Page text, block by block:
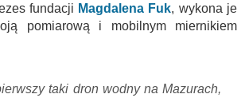
fundacji Magdalena Fuk, wykona je
pomiarową i mobilnym miernikiem
taki dron wodny na Mazurach,